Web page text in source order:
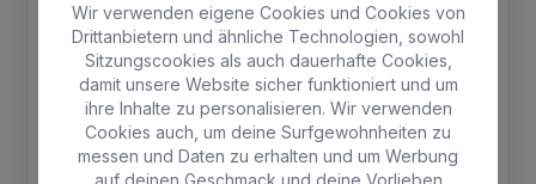
Premium-Apartment mit
Wir verwenden eigene Cookies und Cookies von
Drittanbietern und ähnliche Technologien, sowohl
Sitzungscookies als auch dauerhafte Cookies,
damit unsere Website sicher funktioniert und um
ihre Inhalte zu personalisieren. Wir verwenden
Cookies auch, um deine Surfgewohnheiten zu
messen und Daten zu erhalten und um Werbung
auf deinen Geschmack und deine Vorlieben